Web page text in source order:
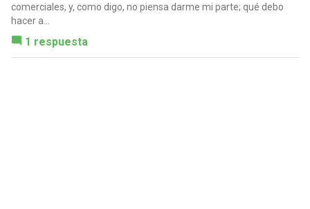
comerciales, y, como digo, no piensa darme mi parte; qué debo
hacer a...
1 respuesta